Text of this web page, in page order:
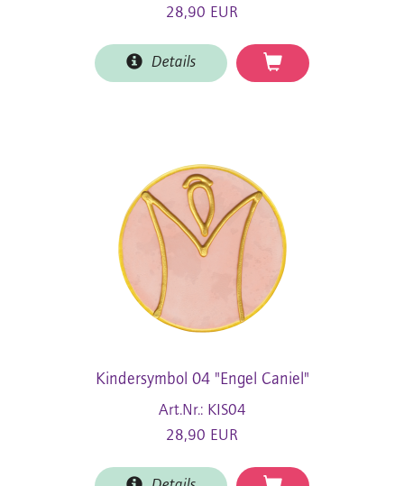
28,90 EUR
Details
Kindersymbol 04 "Engel Caniel"
Art.Nr.: KIS04
28,90 EUR